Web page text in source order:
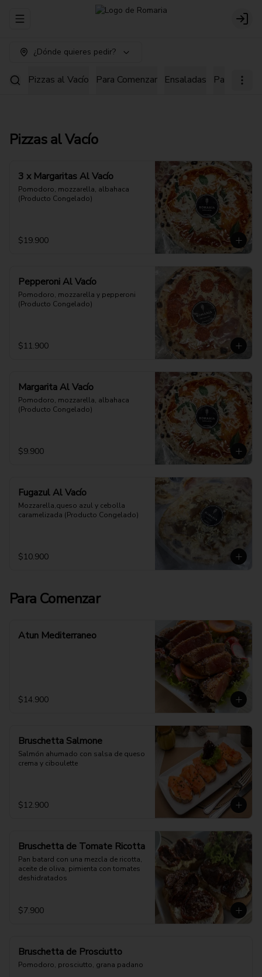
Abrir menu de navegación Login
¿Dónde quieres pedir?
Pizzas al Vacío Para Comenzar Ensaladas Pastas
Pizzas al Vacío
3 x Margaritas Al Vacío
Pomodoro, mozzarella, albahaca
(Producto Congelado)
$19.900
Pepperoni Al Vacío
Pomodoro, mozzarella y pepperoni
(Producto Congelado)
$11.900
Margarita Al Vacío
Pomodoro, mozzarella, albahaca
(Producto Congelado)
$9.900
Fugazul Al Vacío
Mozzarella,queso azul y cebolla
caramelizada (Producto Congelado)
$10.900
Para Comenzar
Atun Mediterraneo
$14.900
Bruschetta Salmone
Salmón ahumado con salsa de queso
crema y ciboulette
$12.900
Bruschetta de Tomate Ricotta
Pan batard con una mezcla de ricotta,
aceite de oliva, pimienta con tomates
deshidratados
$7.900
Bruschetta de Prosciutto
Pomodoro, prosciutto, grana padano